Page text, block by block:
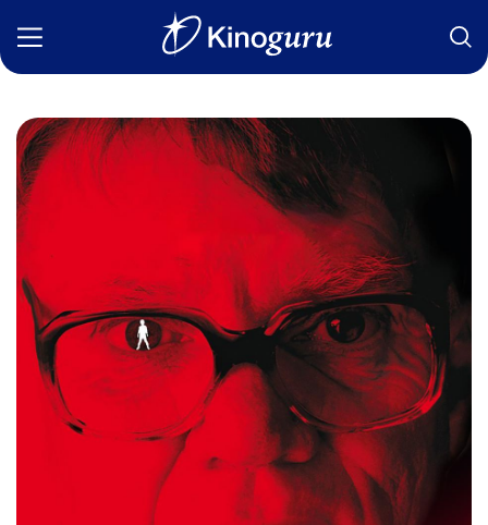
Фильмы
Новости
Подборки
Рецензии
О нас
Авторы